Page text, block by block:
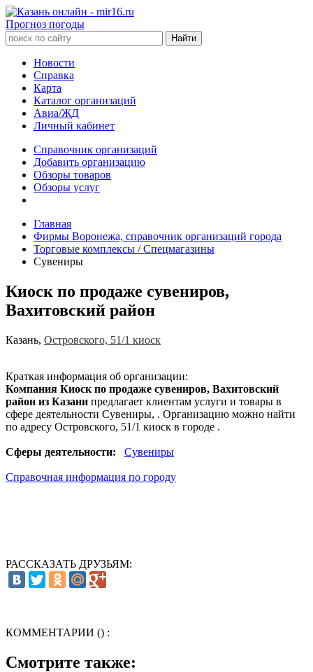
Прогноз погоды
Новости
Справка
Карта
Каталог организаций
Авиа/ЖД
Личный кабинет
Справочник организаций
Добавить организацию
Обзоры товаров
Обзоры услуг
Главная
Фирмы Воронежа, справочник организаций города
Торговые комплексы / Спецмагазины
Сувениры
Киоск по продаже сувениров,
Вахитовский район
Казань, Островского, 51/1 киоск
Краткая информация об организации:
Компания Киоск по продаже сувениров, Вахитовский
район из Казани предлагает клиентам услуги и товары в
сфере деятельности Сувениры, . Организацию можно найти
по адресу Островского, 51/1 киоск в городе .
Сферы деятельности: Сувениры
Справочная информация по городу
РАССКАЗАТЬ ДРУЗЬЯМ:
КОММЕНТАРИИ () :
Смотрите также: